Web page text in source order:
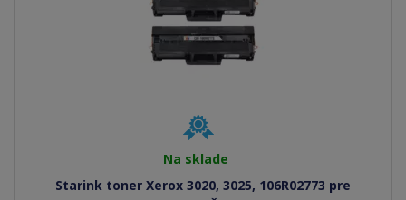
Na sklade
Starink toner Xerox 3020, 3025, 106R02773 pre